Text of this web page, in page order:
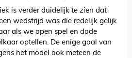
is verder duidelijk te zien dat
wedstrijd was die redelijk gelijk
als we open spel en dode
optellen. De enige goal van
het model ook meteen de